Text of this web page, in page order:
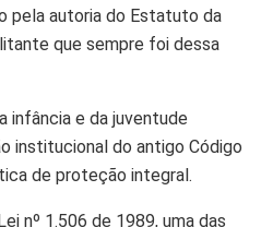
pela autoria do Estatuto da
que sempre foi dessa
infância e da juventude
institucional do antigo Código
de proteção integral.
nº 1.506 de 1989, uma das